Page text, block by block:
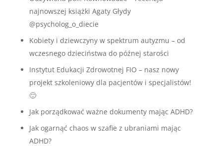
najnowszej książki Agaty Głydy
@psycholog_o_diecie
Kobiety i dziewczyny w spektrum autyzmu – od
wczesnego dzieciństwa do późnej starości
Instytut Edukacji Zdrowotnej FIO – nasz nowy
projekt szkoleniowy dla pacjentów i specjalistów!
🙂
Jak porządkować ważne dokumenty mając ADHD?
Jak ogarnąć chaos w szafie z ubraniami mając
ADHD?